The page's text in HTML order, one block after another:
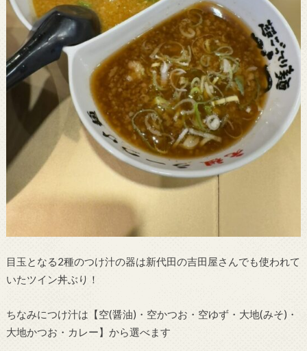
目玉となる2種のつけ汁の器は新代田の吉田屋さんでも使われて
いたツイン丼ぶり！
ちなみにつけ汁は【空(醤油)・空かつお・空ゆず・大地(みそ)・
大地かつお・カレー】から選べます